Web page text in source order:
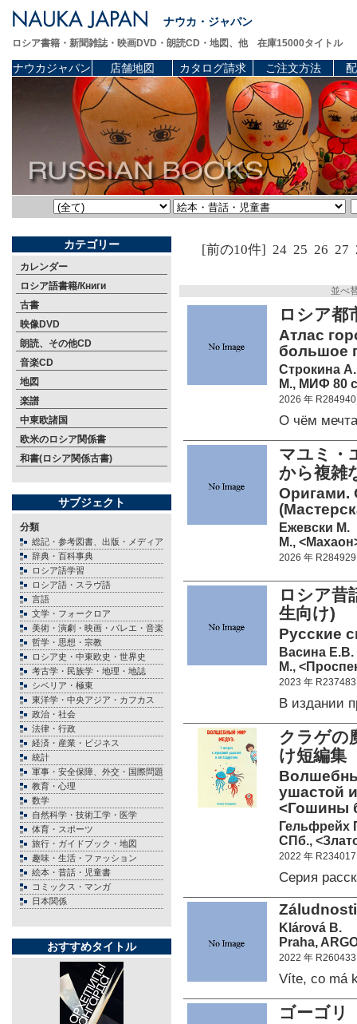
ナウカ・ジャパン
ロシア書籍・新聞雑誌・映画DVD・朗読CD・地図、他 在庫15000タイトル
ナウカジャパン 店舗地図 カタログ請求 ご注文方法
カテゴリー
カレンダー
ロシア語書籍/Книги
古書
映像DVD
朗読、その他CD
音楽CD
地図
楽譜
中東欧諸国
欧米のロシア関係書
和書(ロシア関係古書)
サブジェクト
分類
総記・参考図書、出版・メディア
辞典・百科事典
ロシア語学習
ロシア語・スラヴ語
言語
文学・フォークロア
美術・演劇・映画・バレエ・音楽
哲学・思想・宗教
ロシア史・中東欧史・世界史
考古学・民族学・地理・地誌
シベリア・極東
東洋学・中央アジア・カフカス
政治・社会
法律・行政
経済・産業・ビジネス
統計
軍事・安全保障、外交・国際問題
教育・心理
数学
自然科学・技術工学・医学
体育・スポーツ
旅行・ガイドブック・地図
趣味・生活・ファッション
絵本・昔話・児童書
コミックス・マンガ
日本関係
おすすめタイトル
[前の10件] 24 25 26 27
並べ
ロシア
Атлас
большое
Строкина А.
М., МИФ 80
2026 年 R284940
О чём
マユミ
から複雑
Оригами.
Ежевски М.
М.,
2026 年 R284929
ロシア
生向け)
Русские
Васина Е.В.
М.,
2023 年 R237483
В издании
クラゲの
け短編集
ушастой
<Гошины
Гельфрейх
СПб.,
2022 年 R234017
Серия
Klárová B.
Praha,
2022 年 R260433
Víte, co má
ゴーゴ